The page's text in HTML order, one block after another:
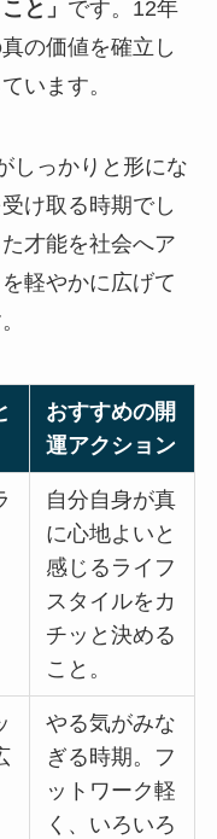
と」 です。12年
の価値を確立し
います。
しっかりと形にな
け取る時期でし
才能を社会へア
軽やかに広げて
おすすめの開
運アクション
自分自身が真
に心地よいと
感じるライフ
スタイルをカ
チッと決める
こと。
やる気がみな
ぎる時期。フ
ットワーク軽
く、いろいろ